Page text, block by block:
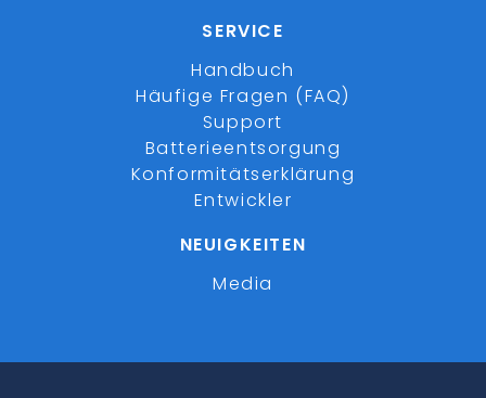
SERVICE
Handbuch
Häufige Fragen (FAQ)
Support
Batterieentsorgung
Konformitätserklärung
Entwickler
NEUIGKEITEN
Media